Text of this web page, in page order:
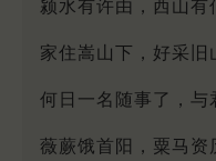
颍水有许由，西山有
家住嵩山下，好采旧
何日一名随事了，与
薇蕨饿首阳，粟马资